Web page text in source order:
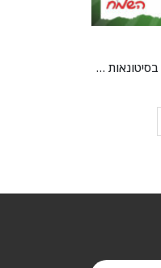
מיילרים 18 אינץ' מודפס *מגיע בסיטונאות חבילה של 5 יח' *